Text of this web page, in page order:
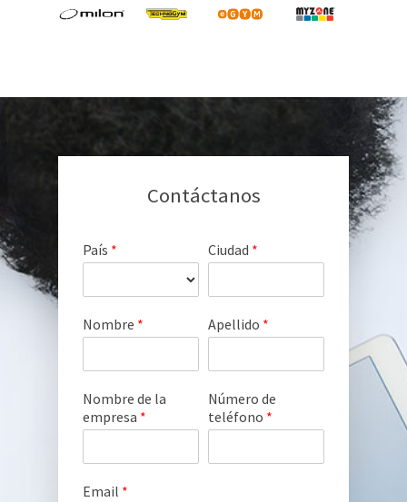
Contáctanos
País * Ciudad *
Nombre * Apellido *
Nombre de la
empresa *
Número de
teléfono *
Email *